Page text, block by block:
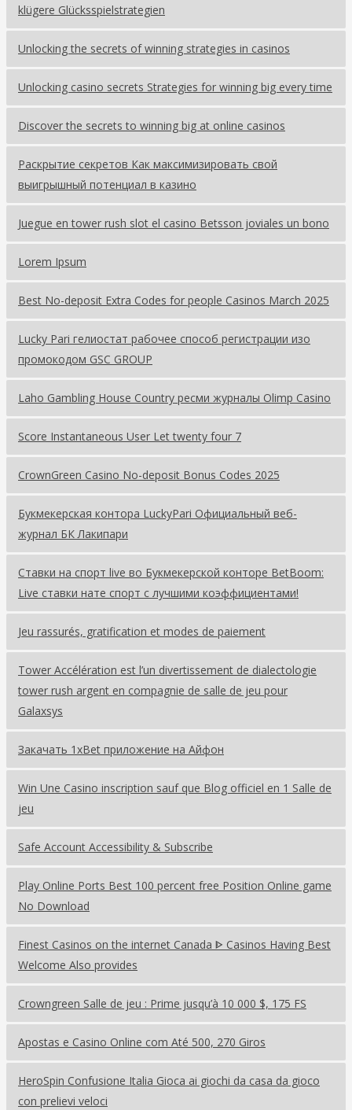
klügere Glücksspielstrategien
Unlocking the secrets of winning strategies in casinos
Unlocking casino secrets Strategies for winning big every time
Discover the secrets to winning big at online casinos
Раскрытие секретов Как максимизировать свой
выигрышный потенциал в казино
Juegue en tower rush slot el casino Betsson joviales un bono
Lorem Ipsum
Best No-deposit Extra Codes for people Casinos March 2025
Lucky Pari гелиостат рабочее способ регистрации изо
промокодом GSC GROUP
Laho Gambling House Country ресми журналы Olimp Casino
Score Instantaneous User Let twenty four 7
CrownGreen Сasino No-deposit Bonus Codes 2025
Букмекерская контора LuckyPari Официальный веб-
журнал БК Лакипари
Ставки на спорт live во Букмекерской конторе BetBoom:
Live ставки нате спорт с лучшими коэффициентами!
Jeu rassurés, gratification et modes de paiement
Tower Accélération est l’un divertissement de dialectologie
tower rush argent en compagnie de salle de jeu pour
Galaxsys
Закачать 1xBet приложение на Айфон
Win Une Casino inscription sauf que Blog officiel en 1 Salle de
jeu
Safe Account Accessibility & Subscribe
Play Online Ports Best 100 percent free Position Online game
No Download
Finest Casinos on the internet Canada ᐈ Casinos Having Best
Welcome Also provides
Crowngreen Salle de jeu : Prime jusqu’à 10 000 $, 175 FS
Apostas e Casino Online com Até 500, 270 Giros
HeroSpin Confusione Italia Gioca ai giochi da casa da gioco
con prelievi veloci